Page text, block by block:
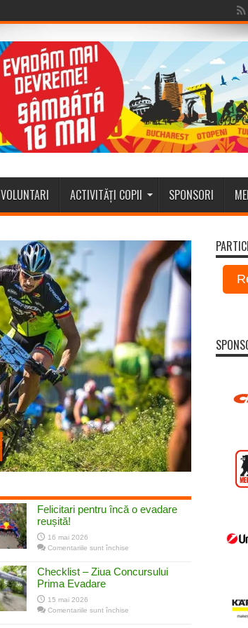
VOLUNTARI ACTIVITĂȚI COPII SPONSORI
Felicitari pentru încă o evadare
reușită!
16 mai 2026
Comentariile sunt închisepentru
încă
o
Checklist – Ziua Concursului
Prima Evadare
15 mai 2026
Comentariile sunt închisepentru